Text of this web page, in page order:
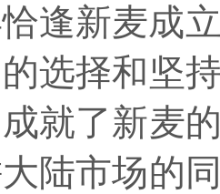
新麦成立
选择和坚
就了新麦
陆市场的